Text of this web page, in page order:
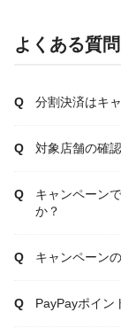
よくある質問
分割決済はキ
対象店舗の確
キャンペーン
か？
キャンペーン
PayPayポイン